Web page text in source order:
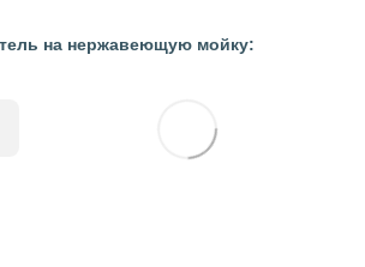
на нержавеющую мойку: